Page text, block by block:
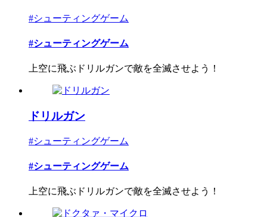
#シューティングゲーム
#シューティングゲーム
上空に飛ぶドリルガンで敵を全滅させよう！
ドリルガン
#シューティングゲーム
#シューティングゲーム
上空に飛ぶドリルガンで敵を全滅させよう！